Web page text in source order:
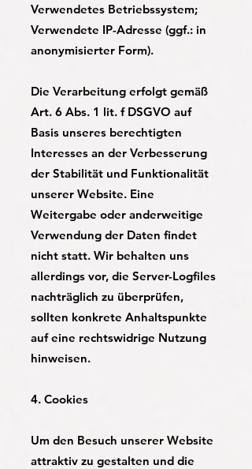
Verwendetes Betriebssystem;
Verwendete IP-Adresse (ggf.: in
anonymisierter Form).
Die Verarbeitung erfolgt gemäß
Art. 6 Abs. 1 lit. f DSGVO auf
Basis unseres berechtigten
Interesses an der Verbesserung
der Stabilität und Funktionalität
unserer Website. Eine
Weitergabe oder anderweitige
Verwendung der Daten findet
nicht statt. Wir behalten uns
allerdings vor, die Server-Logfiles
nachträglich zu überprüfen,
sollten konkrete Anhaltspunkte
auf eine rechtswidrige Nutzung
hinweisen.
4. Cookies
Um den Besuch unserer Website
attraktiv zu gestalten und die